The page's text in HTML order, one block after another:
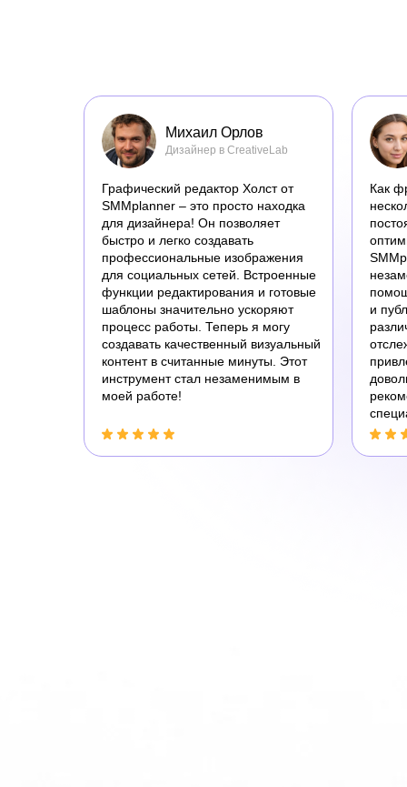
Михаил Орлов
Дизайнер в CreativeLab
Графический редактор Холст от
SMMplanner – это просто находка
для дизайнера! Он позволяет
быстро и легко создавать
профессиональные изображения
для социальных сетей. Встроенные
функции редактирования и готовые
шаблоны значительно ускоряют
процесс работы. Теперь я могу
создавать качественный визуальный
контент в считанные минуты. Этот
инструмент стал незаменимым в
моей работе!
Как
и